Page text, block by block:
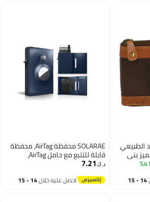
SOLARAE محفظة AirTag، محفظة
قابلة للتتبع مع حامل AirTag،
محفظة جلدية بسيطة مع حجب
RFID، محفظة جلدية نحيفة مع
AirTag، للرجال والنساء، محفظة
د.ك‏7.21
احصل عليه خلال 14 - 15